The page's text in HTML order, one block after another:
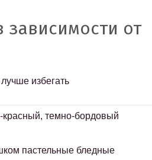
от
избегать
красный, темно-бордовый
пастельные бледные